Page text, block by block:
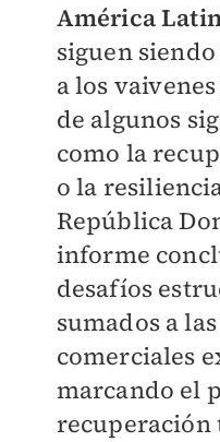
América
siguen
a los
de algunos
como la
o la
República
informe
desafíos
sumados a
comerciales
marcando el
recuperación